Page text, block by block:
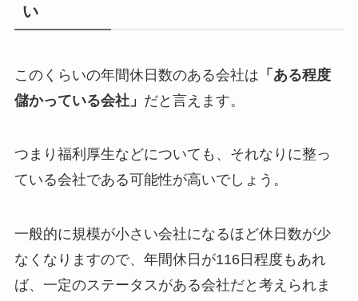
い
このくらいの年間休日数のある会社は 「ある程度
儲かっている会社」 だと言えます。
つまり福利厚生などについても、それなりに整っ
ている会社である可能性が高いでしょう。
一般的に規模が小さい会社になるほど休日数が少
なくなりますので、年間休日が116日程度もあれ
ば、一定のステータスがある会社だと考えられま